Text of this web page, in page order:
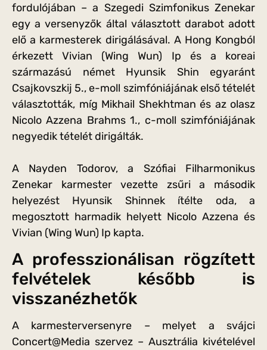
fordulójában – a Szegedi Szimfonikus Zenekar
egy a versenyzők által választott darabot adott
elő a karmesterek dirigálásával. A Hong Kongból
érkezett Vivian (Wing Wun) Ip és a koreai
származású német Hyunsik Shin egyaránt
Csajkovszkij 5., e-moll szimfóniájának első tételét
választották, míg Mikhail Shekhtman és az olasz
Nicolo Azzena Brahms 1., c-moll szimfóniájának
negyedik tételét dirigálták.
A Nayden Todorov, a Szófiai Filharmonikus
Zenekar karmester vezette zsűri a második
helyezést Hyunsik Shinnek ítélte oda, a
megosztott harmadik helyett Nicolo Azzena és
Vivian (Wing Wun) Ip kapta.
A professzionálisan rögzített
felvételek később is
visszanézhetők
A karmesterversenyre – melyet a svájci
Concert@Media szervez – Ausztrália kivételével